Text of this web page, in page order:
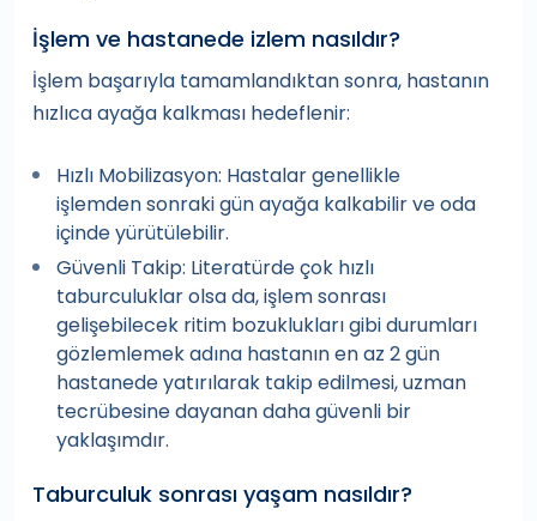
İşlem ve hastanede izlem nasıldır?
İşlem başarıyla tamamlandıktan sonra, hastanın
hızlıca ayağa kalkması hedeflenir:
Hızlı Mobilizasyon: Hastalar genellikle
işlemden sonraki gün ayağa kalkabilir ve oda
içinde yürütülebilir.
Güvenli Takip: Literatürde çok hızlı
taburculuklar olsa da, işlem sonrası
gelişebilecek ritim bozuklukları gibi durumları
gözlemlemek adına hastanın en az 2 gün
hastanede yatırılarak takip edilmesi, uzman
tecrübesine dayanan daha güvenli bir
yaklaşımdır.
Taburculuk sonrası yaşam nasıldır?